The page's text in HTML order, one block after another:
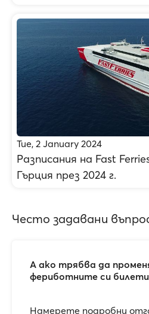
Tue, 2 January 2024
Разписания на Fast
Гърция през 2024 г.
Често задавани
А ако трябва да
фериботните си
Намерете подробни